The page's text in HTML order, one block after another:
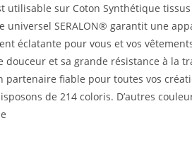
utilisable sur Coton Synthétique
universel SERALON® garantit une
éclatante pour vous et vos
douceur et sa grande résistance à la
partenaire fiable pour toutes vos
de 214 coloris. D’autres